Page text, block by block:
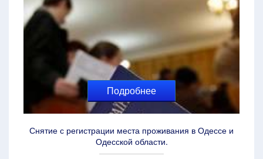
Подробнее
Снятие с регистрации места проживания в Одессе и
Одесской области.